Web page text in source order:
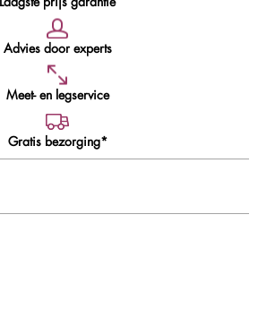
Advies door experts
Meet- en legservice
Gratis bezorging*